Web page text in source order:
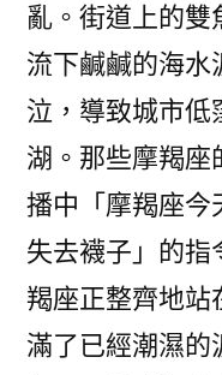
亂。街道上的雙
流下鹹鹹的海水
泣，導致城市低
湖。那些摩羯座
播中「摩羯座今
失去襪子」的指
羯座正整齊地站
滿了已經潮濕的